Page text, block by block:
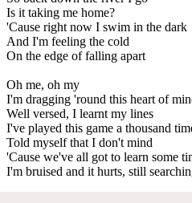
Is it taking me home?
'Cause right now I swim in the dark
And I'm feeling the cold
On the edge of falling apart
Oh me, oh my
I'm dragging 'round this heart of
Well versed, I learnt my lines
I've played this game a thousand
Told myself that I don't mind
'Cause we've all got to learn some
I'm bruised and it hurts, still